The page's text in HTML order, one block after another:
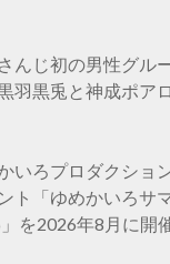
んじ初の男性グル
羽黒兎と神成ポア
いろプロダクショ
ト「ゆめかいろサ
を2026年8月に開